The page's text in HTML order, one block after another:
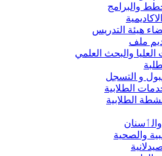
والبرامج
هيئة التدريس
ملف
العليا والبحث العلمي
و التسجل
الطلابية
الطلابية
والصحية